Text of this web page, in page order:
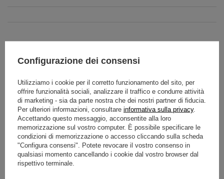
Specifiche tecniche
colore zielony
Materiale PVC
diametro 65 cm
Peso 1300 g
Configurazione dei consensi
Utilizziamo i cookie per il corretto funzionamento del sito, per
offrire funzionalità sociali, analizzare il traffico e condurre attività
di marketing - sia da parte nostra che dei nostri partner di fiducia.
Per ulteriori informazioni, consultare informativa sulla privacy.
Accettando questo messaggio, acconsentite alla loro
memorizzazione sul vostro computer. È possibile specificare le
condizioni di memorizzazione o accesso cliccando sulla scheda
"Configura consensi". Potete revocare il vostro consenso in
qualsiasi momento cancellando i cookie dal vostro browser dal
rispettivo terminale.